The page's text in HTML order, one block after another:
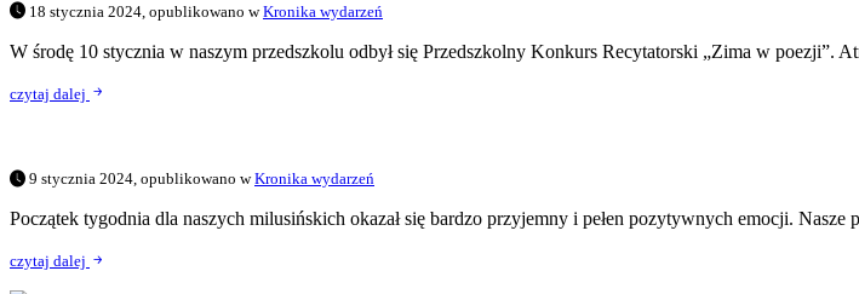
18 stycznia 2024, opublikowano wKronika wydarzeń
W środę 10 stycznia w naszym przedszkolu odbył się Przedszkolny Konkurs Recytatorski „Zima w poezji”.
czytaj dalej
9 stycznia 2024, opublikowano wKronika wydarzeń
Początek tygodnia dla naszych milusińskich okazał się bardzo przyjemny i pełen pozytywnych emocji.
czytaj dalej